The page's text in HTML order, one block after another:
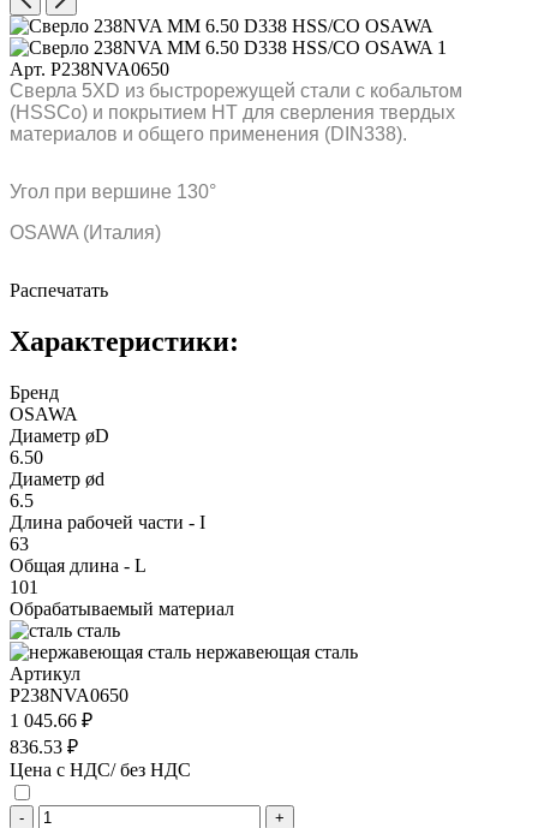
Арт. P238NVA0650
Сверла 5XD из быстрорежущей стали с кобальтом
(HSSCo) и покрытием HT для сверления твердых
материалов и общего применения (DIN338).
Угол при вершине 130°
OSAWA (Италия)
Распечатать
Характеристики:
Бренд
OSAWA
Диаметр øD
6.50
Диаметр ød
6.5
Длина рабочей части - I
63
Общая длина - L
101
Обрабатываемый материал
сталь
нержавеющая сталь
Артикул
P238NVA0650
1 045.66 ₽
836.53 ₽
Цена с НДС/ без НДС
- +